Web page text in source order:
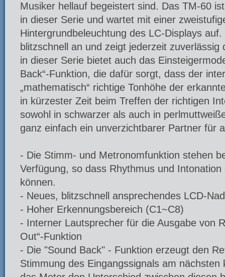
Musiker hellauf begeistert sind. Das TM-60
in dieser Serie und wartet mit einer
Hintergrundbeleuchtung des LC-Displays
blitzschnell an und zeigt jederzeit
in dieser Serie bietet auch das
Back“-Funktion, die dafür sorgt, dass der
„mathematisch“ richtige Tonhöhe der
in kürzester Zeit beim Treffen der richtigen
sowohl in schwarzer als auch in
ganz einfach ein unverzichtbarer Partner für
- Die Stimm- und Metronomfunktion stehen
Verfügung, so dass Rhythmus und
können.
- Neues, blitzschnell ansprechendes LCD-
- Hoher Erkennungsbereich (C1~C8)
- Interner Lautsprecher für die Ausgabe von
Out“-Funktion
- Die "Sound Back" - Funktion erzeugt den
Stimmung des Eingangssignals am